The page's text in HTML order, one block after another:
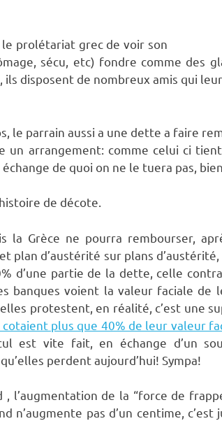
prolétariat grec de voir son
sécu, etc) fondre comme des
disposent de nombreux amis qui
le parrain aussi a une dette a faire
un arrangement: comme celui ci
de quoi on ne le tuera pas,
de décote.
la Grèce ne pourra rembourser,
d’austérité sur plans
d’une partie de la dette, celle
banques voient la valeur faciale de
protestent, en réalité, c’est une
plus que 40% de leur valeur
est vite fait, en échange d’un
perdent aujourd’hui! Sympa!
, l’augmentation de la “force de
n’augmente pas d’un centime,